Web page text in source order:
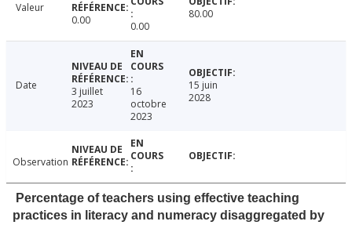
Valeur
0.00
0.00
80.00
Date
3 juillet
2023
16
octobre
2023
15 juin
2028
Observation
Percentage of teachers using effective teaching
practices in literacy and numeracy disaggregated by